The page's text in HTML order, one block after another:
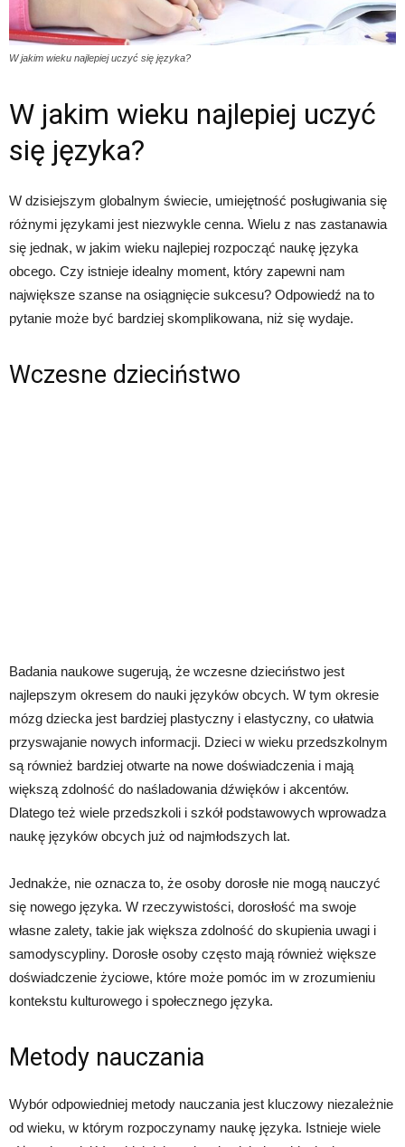
W jakim wieku najlepiej uczyć się języka?
W jakim wieku najlepiej uczyć
się języka?
W dzisiejszym globalnym świecie, umiejętność posługiwania się
różnymi językami jest niezwykle cenna. Wielu z nas zastanawia
się jednak, w jakim wieku najlepiej rozpocząć naukę języka
obcego. Czy istnieje idealny moment, który zapewni nam
największe szanse na osiągnięcie sukcesu? Odpowiedź na to
pytanie może być bardziej skomplikowana, niż się wydaje.
Wczesne dzieciństwo
Badania naukowe sugerują, że wczesne dzieciństwo jest
najlepszym okresem do nauki języków obcych. W tym okresie
mózg dziecka jest bardziej plastyczny i elastyczny, co ułatwia
przyswajanie nowych informacji. Dzieci w wieku przedszkolnym
są również bardziej otwarte na nowe doświadczenia i mają
większą zdolność do naśladowania dźwięków i akcentów.
Dlatego też wiele przedszkoli i szkół podstawowych wprowadza
naukę języków obcych już od najmłodszych lat.
Jednakże, nie oznacza to, że osoby dorosłe nie mogą nauczyć
się nowego języka. W rzeczywistości, dorosłość ma swoje
własne zalety, takie jak większa zdolność do skupienia uwagi i
samodyscypliny. Dorosłe osoby często mają również większe
doświadczenie życiowe, które może pomóc im w zrozumieniu
kontekstu kulturowego i społecznego języka.
Metody nauczania
Wybór odpowiedniej metody nauczania jest kluczowy niezależnie
od wieku, w którym rozpoczynamy naukę języka. Istnieje wiele